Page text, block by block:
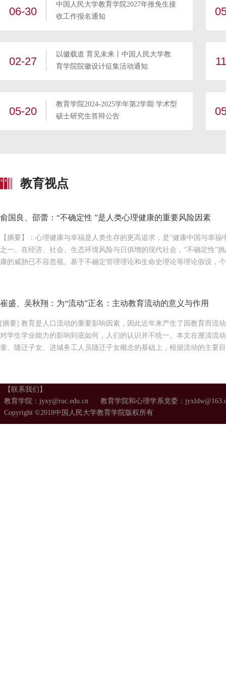
06-30
中国人民大学教育学院2027年推免生接
收工作报名通知
02-27
以徽载道 育见未来丨中国人民大学教
育学院院徽设计征集活动通知
05-20
教育学院2024-2025学年第2学期 学术型
硕士研究生答辩公告
教育视点
俞国良、邵蕾：“不确定性 ”是人类心理健康的重要风险因素
【摘要】：心理健康与幸福是人类生存的更高追求，是“健康中国与幸福
之一。在经济、社会、生态环境风险与日俱增的现代社会，“不确定性”
康的威胁已不容忽视。基于不确定管理理论和生命史理论等理论假设，
崔盛、吴秋翔：为“流动”正名：主动教育流动的意义与作用
[摘要] 教育是人口流动的重要影响因素，因此近年来产生了因教育而流
对学生学业能力的影响到底如何，人们的认识并不统一。本文在厘清流
童、随迁子女、进城务工人员随迁子女概念的基础上，根据流动的主要
【联系我们】
教育学院：jyxy@ruc.edu.cn 教育学院和心理学系党委：
Copyright ©2018中国人民大学教育学院版权所有